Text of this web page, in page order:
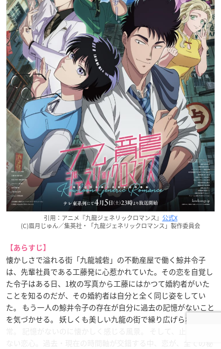
引用：アニメ『九龍ジェネリックロマンス』 公式X
(C)眉月じゅん／集英社・「九龍ジェネリックロマンス」製作委員会
【あらすじ】
懐かしさで溢れる街「九龍城砦」の不動産屋で働く鯨井令子
は、先輩社員である工藤発に心惹かれていた。その恋を自覚し
た令子はある日、1枚の写真から工藤にはかつて婚約者がいた
ことを知るのだが、その婚約者は自分と全く同じ姿をしてい
た。 もう一人の鯨井令子の存在が自分に過去の記憶がないこと
を気づかせる。 妖しくも美しい九龍の街で繰り広げられる日